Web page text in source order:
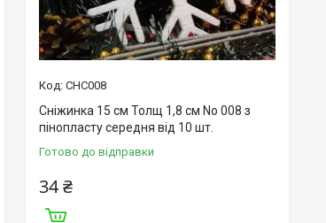
СНС008
Сніжинка 15 см Толщ 1,8 см No 008 з
пінопласту середня від 10 шт.
Готово до відправки
34 ₴